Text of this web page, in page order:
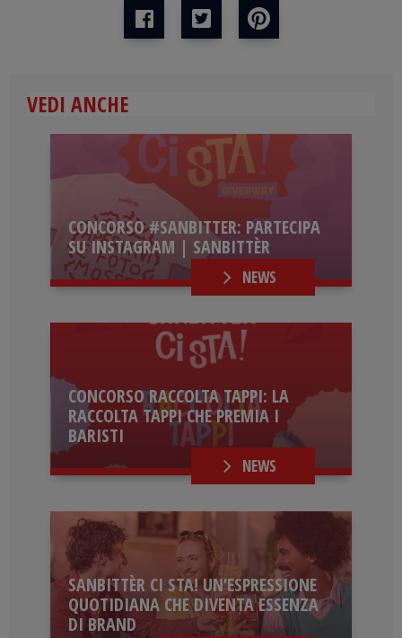
VEDI ANCHE
CONCORSO #SANBITTER: PARTECIPA
SU INSTAGRAM | SANBITTÈR
NEWS
CONCORSO RACCOLTA TAPPI: LA
RACCOLTA TAPPI CHE PREMIA I
BARISTI
NEWS
SANBITTÈR CI STA! UN’ESPRESSIONE
QUOTIDIANA CHE DIVENTA ESSENZA
DI BRAND